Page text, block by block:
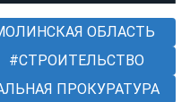
ОБЛАСТЬ
СТРОИТЕЛЬСТВО
ПРОКУРАТУРА